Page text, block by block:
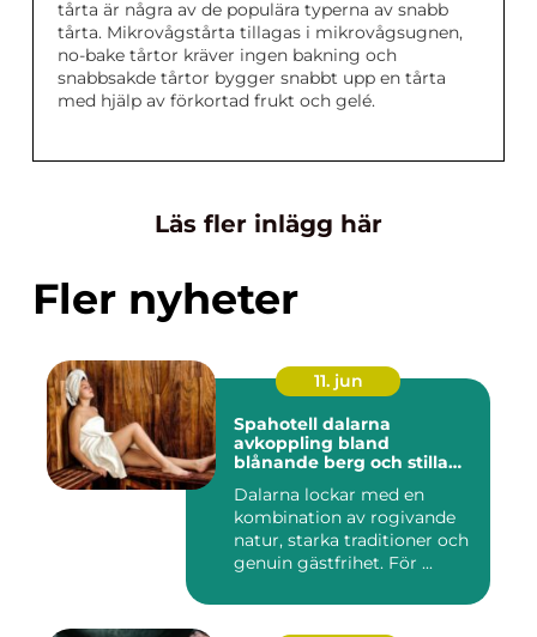
tårta är några av de populära typerna av snabb
tårta. Mikrovågstårta tillagas i mikrovågsugnen,
no-bake tårtor kräver ingen bakning och
snabbsakde tårtor bygger snabbt upp en tårta
med hjälp av förkortad frukt och gelé.
Läs fler inlägg här
Fler nyheter
11. jun
Spahotell dalarna
avkoppling bland
blånande berg och stilla
Dalarna lockar med en
kombination av rogivande
natur, starka traditioner och
genuin gästfrihet. För ...